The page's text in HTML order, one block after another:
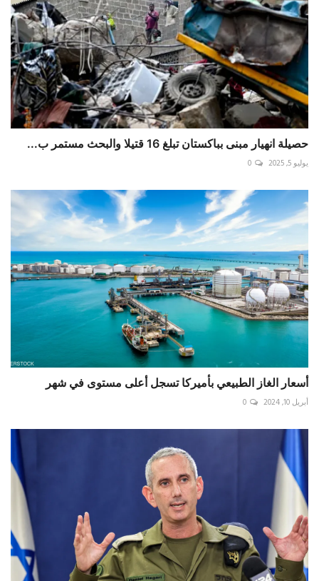
حصيلة انهيار مبنى بباكستان تبلغ 16 قتيلا والبحث مستمر ب...
يوليو 5, 2025 0
أسعار الغاز الطبيعي بأميركا تسجل أعلى مستوى في شهر
أبريل 10, 2024 0